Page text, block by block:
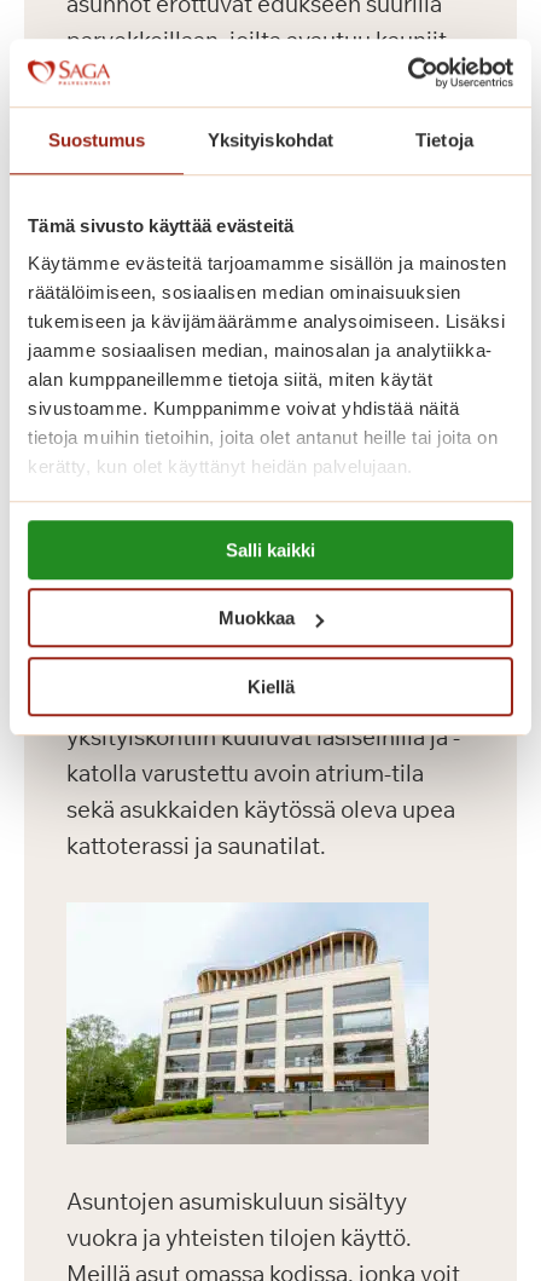
Suostumus Yksityiskohdat Tietoja
Tämä sivusto käyttää evästeitä
Käytämme evästeitä tarjoamamme sisällön ja mainosten
räätälöimiseen, sosiaalisen median ominaisuuksien
tukemiseen ja kävijämäärämme analysoimiseen. Lisäksi
jaamme sosiaalisen median, mainosalan ja analytiikka-
alan kumppaneillemme tietoja siitä, miten käytät
sivustoamme. Kumppanimme voivat yhdistää näitä
tietoja muihin tietoihin, joita olet antanut heille tai joita on
kerätty, kun olet käyttänyt heidän palvelujaan.
Lue lisää evästeistä:
https://sagacare.fi/evasteet/
Salli kaikki
Muokkaa
Kiellä
parvekkeillaan, joilta avautuu kauniit
näkymät Koneenpuistoon. Lisäksi
talossa on muun muassa jalkahoitajan
tilat, saunaosasto ja pyykkitupa.
Dosentinlinna
Dosentinlinna on vuonna 2016
valmistunut laajennusosa.
Dosentinlinnassa on 71 modernia
asuntoa, joiden koko vaihtelee 30-60
m² välillä. Rakennuksen vaikuttaviin
yksityiskohtiin kuuluvat lasiseinillä ja -
katolla varustettu avoin atrium-tila
sekä asukkaiden käytössä oleva upea
kattoterassi ja saunatilat.
Asuntojen asumiskuluun sisältyy
vuokra ja yhteisten tilojen käyttö.
Meillä asut omassa kodissa, jonka voit